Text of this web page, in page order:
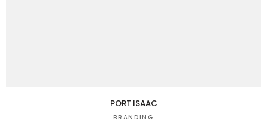
PORT ISAAC
BRANDING